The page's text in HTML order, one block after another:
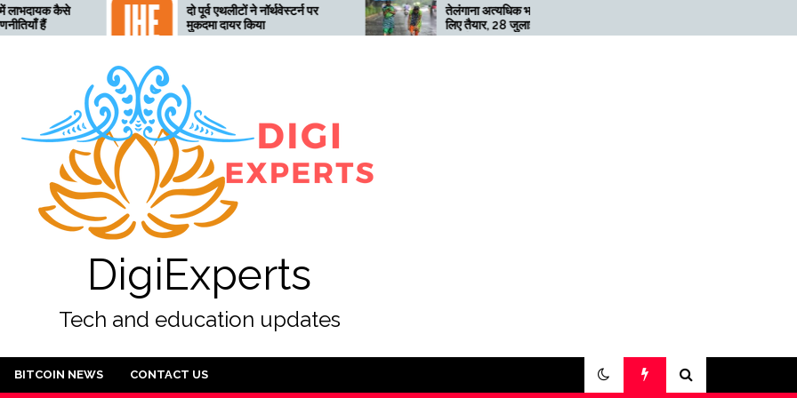
दो पूर्व एथलीटों ने नॉर्थवेस्टर्न पर
मुकदमा दायर किया
तेलंगाना अत्यधिक भारी बारिश के
लिए तैयार, 28 जुलाई तक ‘रेड’
अलर्ट जारी
हुई तो खनन लाभदायक नहीं है
DigiExperts
Tech and education updates
BITCOIN NEWS CONTACT US